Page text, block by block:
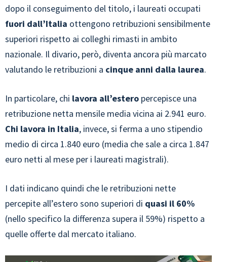
dopo il conseguimento del titolo, i laureati occupati
fuori dall’Italia ottengono retribuzioni sensibilmente
superiori rispetto ai colleghi rimasti in ambito
nazionale. Il divario, però, diventa ancora più marcato
valutando le retribuzioni a cinque anni dalla laurea.
In particolare, chi lavora all’estero percepisce una
retribuzione netta mensile media vicina ai 2.941 euro.
Chi lavora in Italia, invece, si ferma a uno stipendio
medio di circa 1.840 euro (media che sale a circa 1.847
euro netti al mese per i laureati magistrali).
I dati indicano quindi che le retribuzioni nette
percepite all’estero sono superiori di quasi il 60%
(nello specifico la differenza supera il 59%) rispetto a
quelle offerte dal mercato italiano.